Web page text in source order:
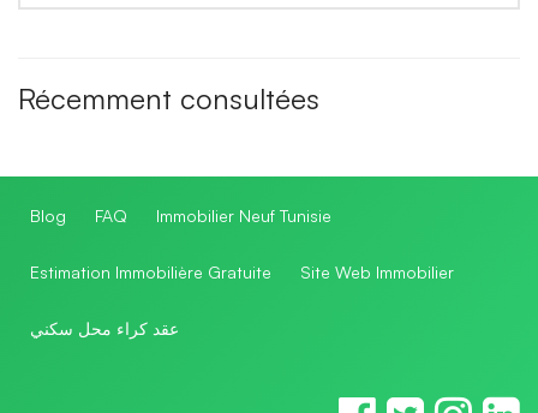
Récemment consultées
Blog FAQ Immobilier Neuf Tunisie
Estimation Immobilière Gratuite Site Web Immobilier
عقد كراء محل سكني